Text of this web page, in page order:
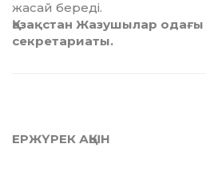
жасай береді.
Қазақстан Жазушылар
секретариаты.
ЕРЖҮРЕК АҚЫН